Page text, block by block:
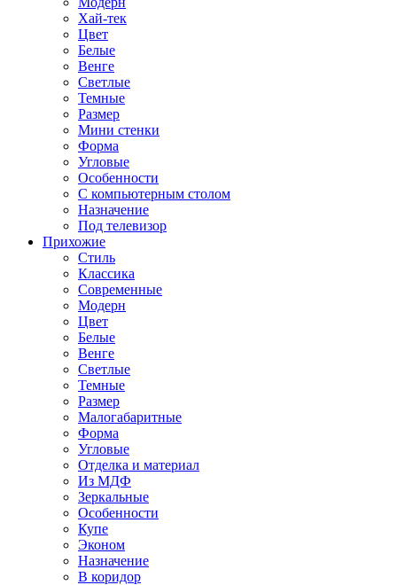
Хай-тек
Цвет
Белые
Венге
Светлые
Темные
Размер
Мини стенки
Форма
Угловые
Особенности
С компьютерным столом
Назначение
Под телевизор
Прихожие
Стиль
Классика
Современные
Модерн
Цвет
Белые
Венге
Светлые
Темные
Размер
Малогабаритные
Форма
Угловые
Отделка и материал
Из МДФ
Зеркальные
Особенности
Купе
Эконом
Назначение
В коридор